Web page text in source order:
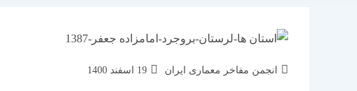
نویسندهٔ
انجمن مفاخر معماری ایران
نوشته
19 اسفند 1400